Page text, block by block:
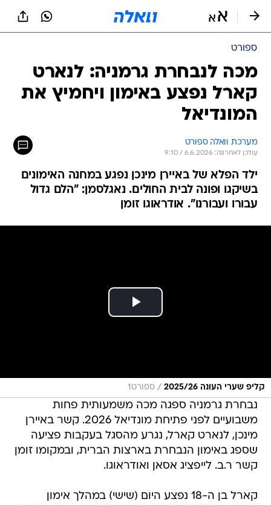
ספורט
מכה לנבחרת גרמניה: לנארט
קארל נפצע באימון ויחמיץ את
המונדיאל
מערכת וואלה ספורט
עודכן לאחרונה: 6.6.2026 / 9:10
ילד הפלא של באיירן מינכן נפגע במחנה האימונים
בשיקגו ופונה לבית החולים. נאגלסמן: "הלם גדול
עבורו ועבורנו". אודראוגו זומן
קליפ שערי העונה 2025/26 / ספורט1
נבחרת גרמניה ספגה מכה משמעותית פחות
משבועיים לפני פתיחת מונדיאל 2026. קשר באיירן
מינכן, לנארט קארל, נגרע מהסגל בעקבות פציעה
שספג באימון הנבחרת בארצות הברית, ובמקומו זומן
קשר ר.ב. לייפציג אסאן ואודראוגו.
קארל בן ה-18 נפצע היום (שישי) במהלך אימון